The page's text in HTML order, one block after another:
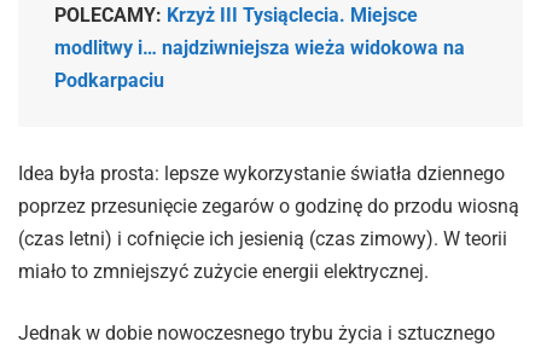
POLECAMY: Krzyż III Tysiąclecia. Miejsce
modlitwy i… najdziwniejsza wieża widokowa na
Podkarpaciu
Idea była prosta: lepsze wykorzystanie światła dziennego
poprzez przesunięcie zegarów o godzinę do przodu wiosną
(czas letni) i cofnięcie ich jesienią (czas zimowy). W teorii
miało to zmniejszyć zużycie energii elektrycznej.
Jednak w dobie nowoczesnego trybu życia i sztucznego